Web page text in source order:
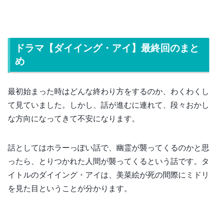
ドラマ【ダイイング・アイ】最終回のまと
め
最初始まった時はどんな終わり方をするのか、わくわくし
て見ていました。しかし、話が進むに連れて、段々おかし
な方向になってきて不安になります。
話としてはホラーっぽい話で、幽霊が襲ってくるのかと思
ったら、とりつかれた人間が襲ってくるという話です。タ
イトルのダイイング・アイは、美菜絵が死の間際にミドリ
を見た目ということが分かります。